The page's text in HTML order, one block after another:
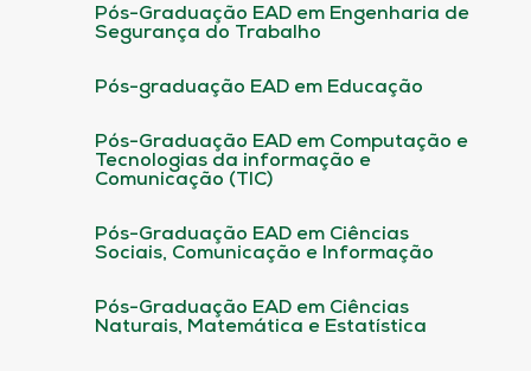
Pós-Graduação EAD em Engenharia de
Segurança do Trabalho
Pós-graduação EAD em Educação
Pós-Graduação EAD em Computação e
Tecnologias da informação e
Comunicação (TIC)
Pós-Graduação EAD em Ciências
Sociais, Comunicação e Informação
Pós-Graduação EAD em Ciências
Naturais, Matemática e Estatística